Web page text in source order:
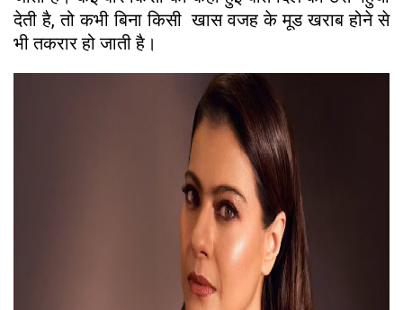
देती है, तो कभी बिना किसी खास वजह के मूड खराब होने से
भी तकरार हो जाती है।